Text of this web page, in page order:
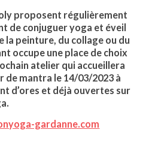
proposent régulièrement
de conjuguer yoga et éveil
la peinture, du collage ou du
occupe une place de choix
atelier qui accueillera
de mantra le 14/03/2023 à
d’ores et déjà ouvertes sur
gardanne.com